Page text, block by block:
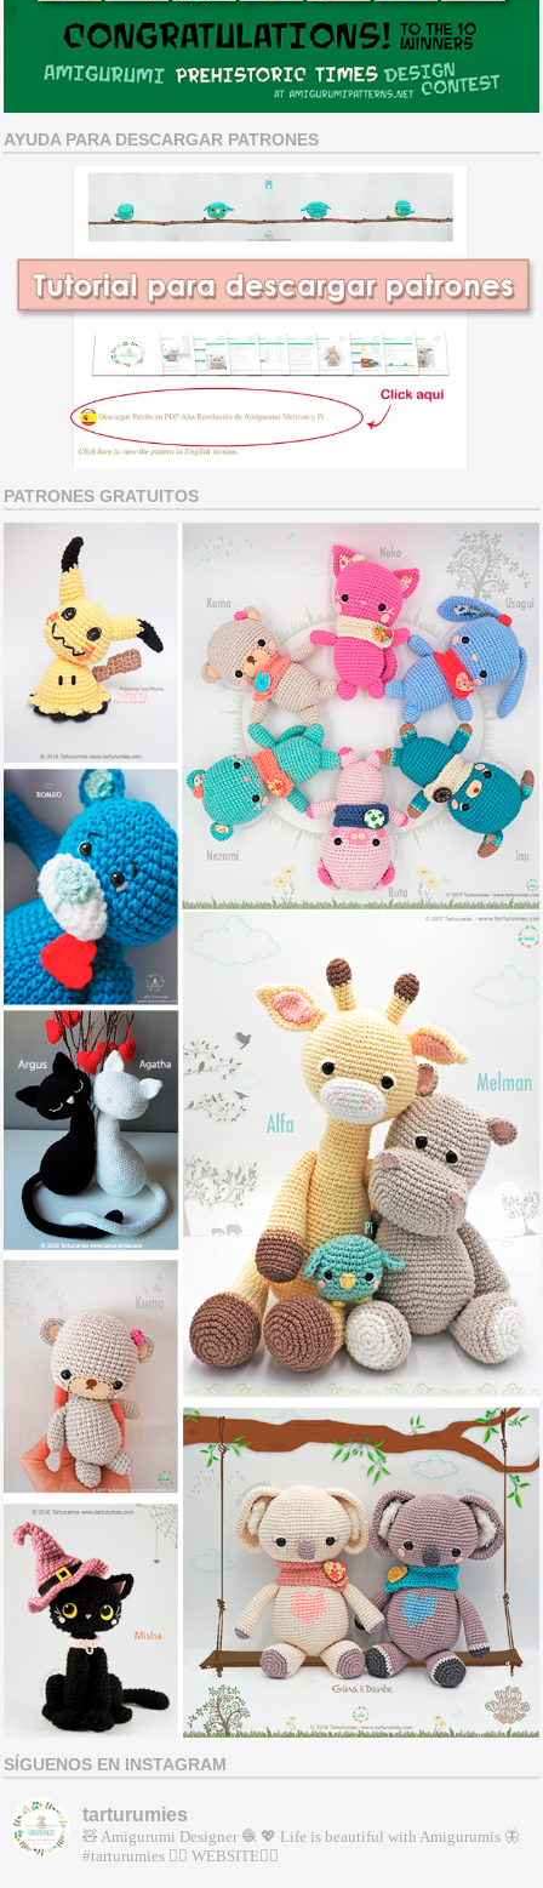
AYUDA PARA DESCARGAR PATRONES
PATRONES GRATUITOS
SÍGUENOS EN INSTAGRAM
tarturumies
🧸 Amigurumi Designer 🧶 💖 Life is beautiful with Amigurumis 🦋
#tarturumies 👇🏻 WEBSITE👇🏻